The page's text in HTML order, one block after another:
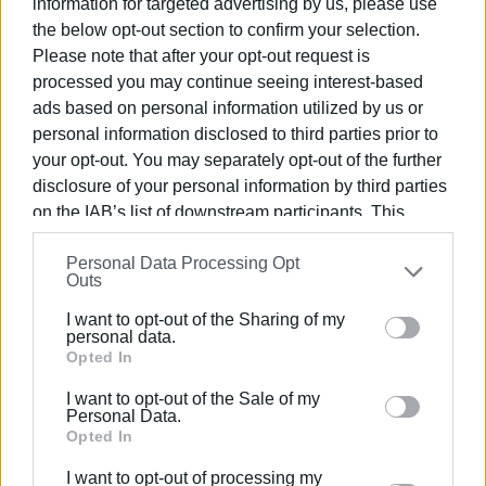
the below opt-out section to confirm your selection.
Please note that after your opt-out request is
processed you may continue seeing interest-based
ads based on personal information utilized by us or
personal information disclosed to third parties prior to
your opt-out. You may separately opt-out of the further
disclosure of your personal information by third parties
on the IAB’s list of downstream participants. This
information may also be disclosed by us to third parties
on theIAB’s List of Downstream Participants
that may
further disclose it to other third parties.
Please note that this website/app uses one or more
Google services and may gather and store information
behaviour. You may click to grant or deny consent to
Google and its third-party tags to use your data for
Personal Data Processing Opt
Outs
I want to opt-out of the Sharing of my
personal data.
Opted In
I want to opt-out of the Sale of my
Personal Data.
Opted In
I want to opt-out of processing my
του Δήμου είναι για άλλη μια φορά μια από τα ίδια. Μια
έκθεση ιδεών χωρίς κανένα ουσιαστικό αποτέλεσμα,
αφού στην πραγματικότητα οι δυνατότητες του Δήμου
να επηρεάζει την τουριστική οικονομία είναι ελάχιστες,
δεδομένου ότι οι μεγάλες μονοπωλιακές τουριστικές
επιχειρήσεις έχουν τον απόλυτο έλεγχο της προβολής,
της μεταφοράς, της διαμονής και των τιμών στην
τουριστική οικονομία.
Ο Δήμος, προσπαθεί να δείξει ότι κάνει τουριστική
προβολή για να αποδείξει στην τοπική κοινωνία ότι
άλλωστε γίνονταν και διαχρονικά. Οι μικρές
δυνατότητες τις οποίες μπορούν να αξιοποιήσουν οι
προσανατολιστούν στην κατεύθυνση της στήριξης των
εργαζομένων στον τουρισμό, καθώς και των μικρών